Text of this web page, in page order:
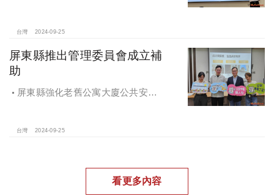
台灣 2024-09-25
屏東縣推出管理委員會成立補
助
屏東縣強化老舊公寓大廈公共安全
台灣 2024-09-25
看更多內容